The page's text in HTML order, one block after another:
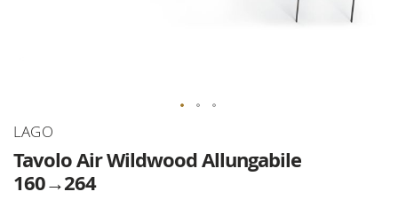
Tavolo Air Wildwood Allungabile
160→264
LAGO
Vai
della
galleria